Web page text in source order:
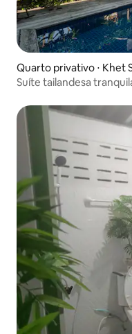
Quarto privativo ⋅ Khet
Suíte tailandesa